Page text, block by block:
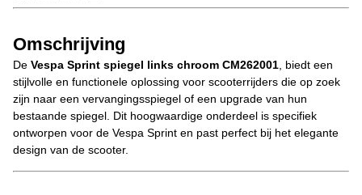
Omschrijving
De Vespa Sprint spiegel links chroom CM262001 , biedt een
stijlvolle en functionele oplossing voor scooterrijders die op zoek
zijn naar een vervangingsspiegel of een upgrade van hun
bestaande spiegel. Dit hoogwaardige onderdeel is specifiek
ontworpen voor de Vespa Sprint en past perfect bij het elegante
design van de scooter.